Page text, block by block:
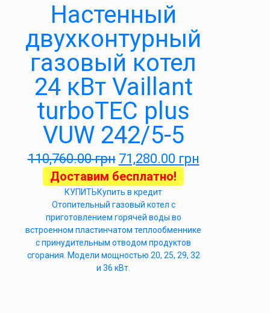
Настенный
двухконтурный
газовый котел
24 кВт Vaillant
turboTEC plus
VUW 242/5-5
110,760.00грн 71,280.00 грн
Доставим бесплатно!
КУПИТЬКупить в кредит
Отопительный газовый котел с
приготовлением горячей воды во
встроенном пластинчатом теплообменнике
с принудительным отводом продуктов
сгорания. Модели мощностью 20, 25, 29, 32
и 36 кВт.